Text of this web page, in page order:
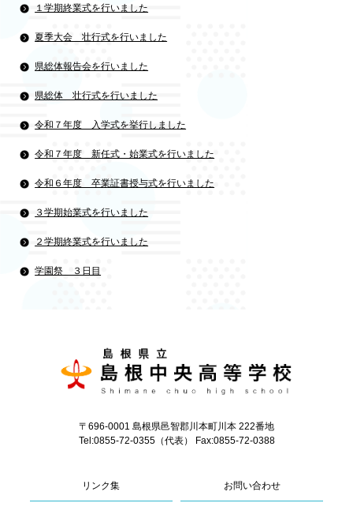
１学期終業式を行いました
夏季大会 壮行式を行いました
県総体報告会を行いました
県総体 壮行式を行いました
令和７年度 入学式を挙行しました
令和７年度 新任式・始業式を行いました
令和６年度 卒業証書授与式を行いました
３学期始業式を行いました
２学期終業式を行いました
学園祭 ３日目
〒696-0001 島根県邑智郡川本町川本 222番地
Tel:0855-72-0355（代表） Fax:0855-72-0388
リンク集 お問い合わせ